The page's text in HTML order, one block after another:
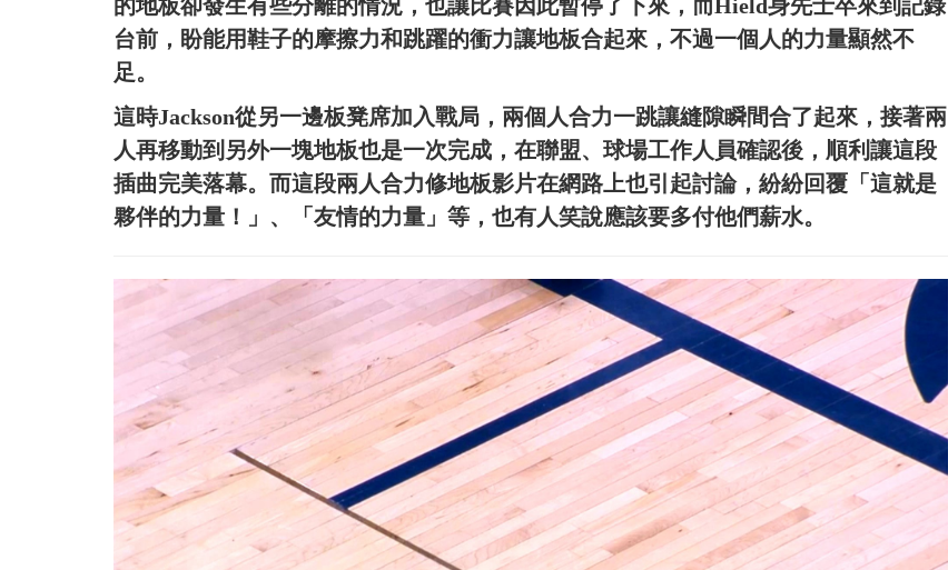
的地板卻發生有些分離的情況，也讓比賽因此暫停了下來，而Hield身先士卒來到記錄
台前，盼能用鞋子的摩擦力和跳躍的衝力讓地板合起來，不過一個人的力量顯然不
足。
這時Jackson從另一邊板凳席加入戰局，兩個人合力一跳讓縫隙瞬間合了起來，接著兩
人再移動到另外一塊地板也是一次完成，在聯盟、球場工作人員確認後，順利讓這段
插曲完美落幕。而這段兩人合力修地板影片在網路上也引起討論，紛紛回覆「這就是
夥伴的力量！」、「友情的力量」等，也有人笑說應該要多付他們薪水。